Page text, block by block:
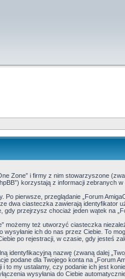
Zone” i firmy z nim stowarzyszone
korzystają z informacji
Po pierwsze, przeglądanie „Forum
dwa ciasteczka zawierają identyfikator
przejrzysz chociaż jeden wątek na
możemy też utworzyć ciasteczka
ich do nas przez Ciebie. To
po rejestracji, w czasie, gdy jesteś
identyfikacyjną nazwę (zwaną dalej
podane dla Twojego konta na
to my ustalamy, czy podanie ich jest
wysyłania do Ciebie